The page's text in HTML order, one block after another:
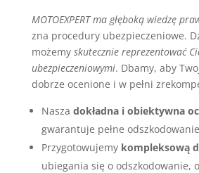
MOTOEXPERT ma głęboką wiedzę
zna procedury ubezpieczeniowe.
możemy skutecznie reprezentować
ubezpieczeniowymi. Dbamy, aby
dobrze ocenione i w pełni
Nasza dokładna i obiektywna
gwarantuje pełne
Przygotowujemy kompleksową
ubiegania się o odszkodowanie,